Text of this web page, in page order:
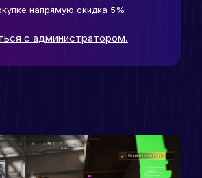
напрямую скидка 5%
с администратором.